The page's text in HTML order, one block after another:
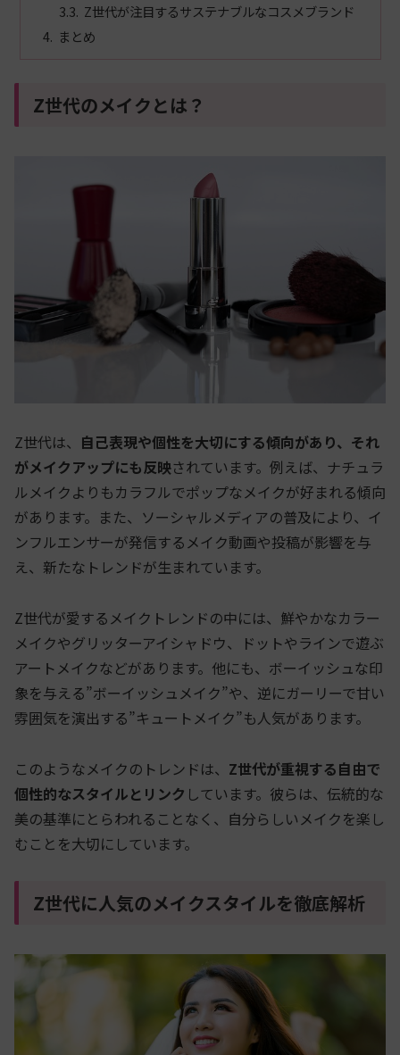
Z世代が注目するサステナブルなコスメブランド
まとめ
Z世代のメイクとは？
Z世代は、 自己表現や個性を大切にする傾向があり、それ
がメイクアップにも反映されています。例えば、ナチュラ
ルメイクよりもカラフルでポップなメイクが好まれる傾向
があります。また、ソーシャルメディアの普及により、イ
ンフルエンサーが発信するメイク動画や投稿が影響を与
え、新たなトレンドが生まれています。
Z世代が愛するメイクトレンドの中には、鮮やかなカラー
メイクやグリッターアイシャドウ、ドットやラインで遊ぶ
アートメイクなどがあります。他にも、ボーイッシュな印
象を与える”ボーイッシュメイク”や、逆にガーリーで甘い
雰囲気を演出する”キュートメイク”も人気があります。
このようなメイクのトレンドは、 Z世代が重視する自由で
個性的なスタイルとリンク しています。彼らは、伝統的な
美の基準にとらわれることなく、自分らしいメイクを楽し
むことを大切にしています。
Z世代に人気のメイクスタイルを徹底解析